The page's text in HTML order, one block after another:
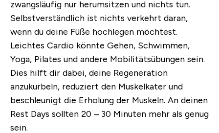
zwangsläufig nur herumsitzen und nichts tun.
Selbstverständlich ist nichts verkehrt daran,
wenn du deine Füße hochlegen möchtest.
Leichtes Cardio könnte Gehen, Schwimmen,
Yoga, Pilates und andere Mobilitätsübungen sein.
Dies hilft dir dabei, deine Regeneration
anzukurbeln, reduziert den Muskelkater und
beschleunigt die Erholung der Muskeln. An deinen
Rest Days sollten 20 – 30 Minuten mehr als genug
sein.